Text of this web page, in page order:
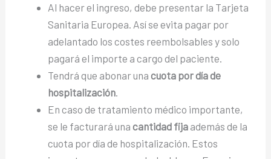
Al hacer el ingreso, debe presentar la Tarjeta
Sanitaria Europea. Así se evita pagar por
adelantado los costes reembolsables y solo
pagará el importe a cargo del paciente.
Tendrá que abonar una cuota por día de
hospitalización.
En caso de tratamiento médico importante,
se le facturará una cantidad fija además de la
cuota por día de hospitalización. Estos